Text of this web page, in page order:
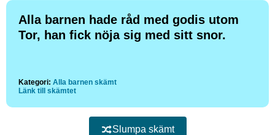
Alla barnen hade råd med godis utom
Tor, han fick nöja sig med sitt snor.
Kategori: Alla barnen skämt
Länk till skämtet
Slumpa skämt